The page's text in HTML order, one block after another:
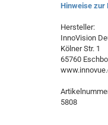
Hinweise zur
Hersteller:
InnoVision
Kölner Str. 1
65760
5808